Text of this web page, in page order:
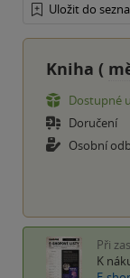
Uložit do
Kniha (
Dostupné
Doručení
Osobní
Při
K